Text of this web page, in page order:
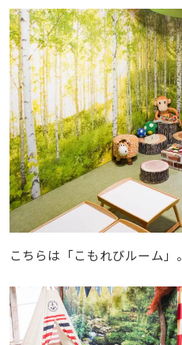
こちらは「こもれびルーム」。